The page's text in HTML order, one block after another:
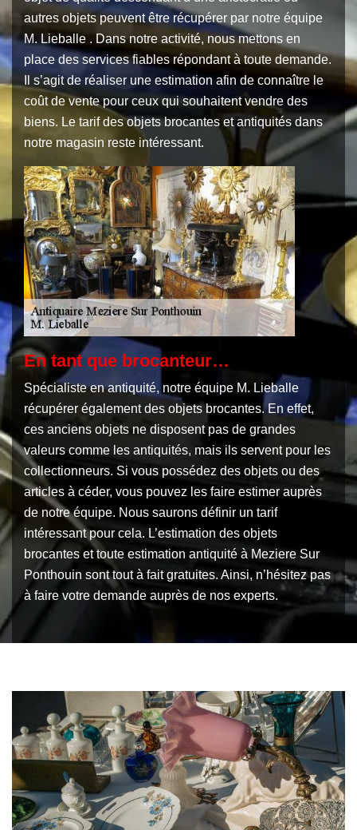
autres objets peuvent être récupérer par notre équipe
M. Lieballe . Dans notre activité, nous mettons en
place des services fiables répondant à toute demande.
Il s’agit de réaliser une estimation afin de connaître le
coût de vente pour ceux qui souhaitent vendre des
biens. Le tarif des objets brocantes et antiquités dans
notre magasin reste intéressant.
En tant que brocanteur…
Spécialiste en antiquité, notre équipe M. Lieballe
récupérer également des objets brocantes. En effet,
ces anciens objets ne disposent pas de grandes
valeurs comme les antiquités, mais ils servent pour les
collectionneurs. Si vous possédez des objets ou des
articles à céder, vous pouvez les faire estimer auprès
de notre équipe. Nous saurons définir un tarif
intéressant pour cela. L’estimation des objets
brocantes et toute estimation antiquité à Meziere Sur
Ponthouin sont tout à fait gratuites. Ainsi, n’hésitez pas
à faire votre demande auprès de nos experts.